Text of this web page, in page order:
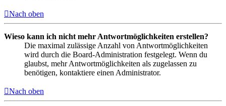
Nach oben
Wieso kann ich nicht mehr Antwortmöglichkeiten erstellen?
Die maximal zulässige Anzahl von Antwortmöglichkeiten
wird durch die Board-Administration festgelegt. Wenn du
glaubst, mehr Antwortmöglichkeiten als zugelassen zu
benötigen, kontaktiere einen Administrator.
Nach oben